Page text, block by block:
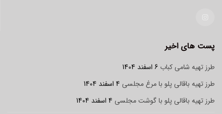
پست های اخیر
طرز تهیه شامی کباب 6 اسفند 1404
طرز تهیه باقالی پلو با مرغ مجلسی 4 اسفند 1404
طرز تهیه باقالی پلو با گوشت مجلسی 4 اسفند 1404